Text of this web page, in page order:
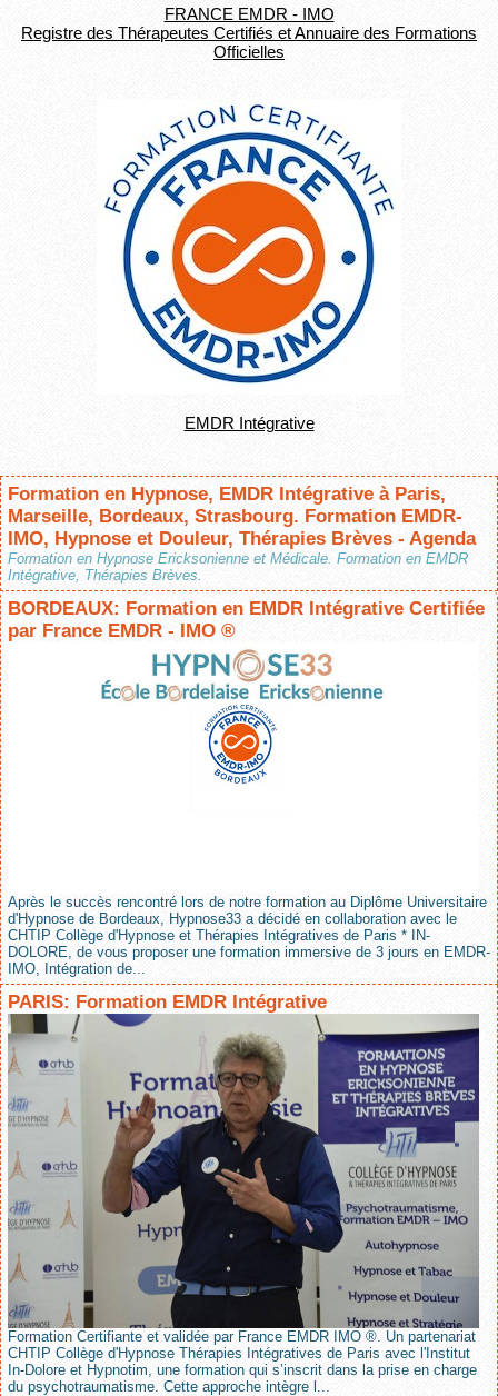
FRANCE EMDR - IMO
Registre des Thérapeutes Certifiés et Annuaire des Formations
Officielles
EMDR Intégrative
Formation en Hypnose, EMDR Intégrative à Paris,
Marseille, Bordeaux, Strasbourg. Formation EMDR-
IMO, Hypnose et Douleur, Thérapies Brèves - Agenda
Formation en Hypnose Ericksonienne et Médicale. Formation en EMDR
Intégrative, Thérapies Brèves.
BORDEAUX: Formation en EMDR Intégrative Certifiée
par France EMDR - IMO ®
Après le succès rencontré lors de notre formation au Diplôme Universitaire
d'Hypnose de Bordeaux, Hypnose33 a décidé en collaboration avec le
CHTIP Collège d'Hypnose et Thérapies Intégratives de Paris * IN-
DOLORE, de vous proposer une formation immersive de 3 jours en EMDR-
IMO, Intégration de...
PARIS: Formation EMDR Intégrative
Formation Certifiante et validée par France EMDR IMO ®. Un partenariat
CHTIP Collège d'Hypnose Thérapies Intégratives de Paris avec l'Institut
In-Dolore et Hypnotim, une formation qui s’inscrit dans la prise en charge
du psychotraumatisme. Cette approche intègre l...